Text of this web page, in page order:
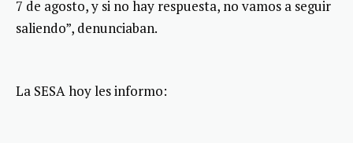
7 de agosto, y si no hay respuesta, no vamos a seguir
saliendo”, denunciaban.
La SESA hoy les informo: